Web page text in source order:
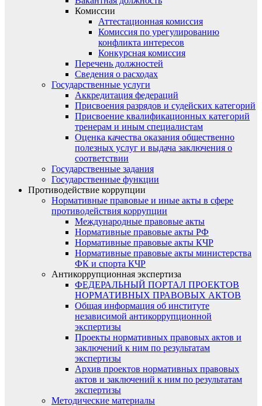
Комиссии
Аттестационная комиссия
Комиссия по урегулированию
конфликта интересов
Конкурсная комиссия
Перечень должностей
Сведения о расходах
Государственные услуги
Аккредитация федераций
Присвоения разрядов и судейских категорий
Присвоение квалификационных категорий
тренерам и иным специалистам
Оценка качества оказания общественно
полезных услуг и выдача заключения о
соответствии
Государственные задания
Государственные функции
Противодействие коррупции
Нормативные правовые и иные акты в сфере
противодействия коррупции
Международные правовые акты
Нормативные правовые акты РФ
Нормативные правовые акты КЧР
Нормативные правовые акты министерства
ФК и спорта КЧР
Антикоррупционная экспертиза
ФЕДЕРАЛЬНЫЙ ПОРТАЛ ПРОЕКТОВ
НОРМАТИВНЫХ ПРАВОВЫХ АКТОВ
Общая информация об институте
независимой антикоррупционной
экспертизы
Проекты нормативных правовых актов и
заключений к ним по результатам
экспертизы
Архив проектов нормативных правовых
актов и заключений к ним по результатам
экспертизы
Методические материалы